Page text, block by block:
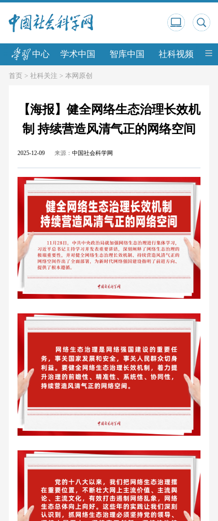
中心 学术中国 智库中国 社科视频 中
首页> 社科关注 > 本网原创
【海报】健全网络生态治理长效机
制 持续营造风清气正的网络空间
2025-12-09 来源： 中国社会科学网